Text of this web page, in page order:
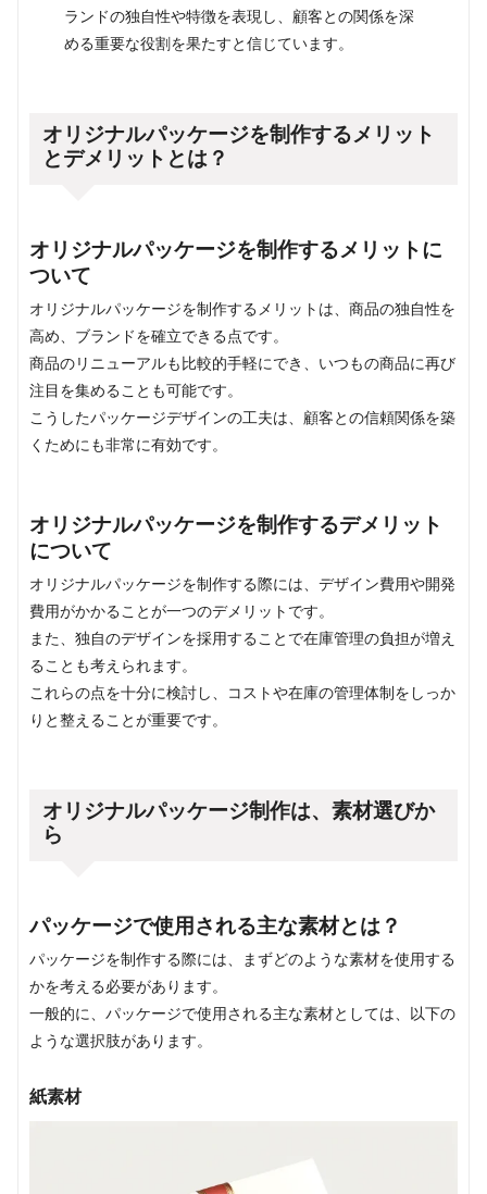
ランドの独自性や特徴を表現し、顧客との関係を深
める重要な役割を果たすと信じています。
オリジナルパッケージを制作するメリット
とデメリットとは？
オリジナルパッケージを制作するメリットに
ついて
オリジナルパッケージを制作するメリットは、商品の独自性を
高め、ブランドを確立できる点です。
商品のリニューアルも比較的手軽にでき、いつもの商品に再び
注目を集めることも可能です。
こうしたパッケージデザインの工夫は、顧客との信頼関係を築
くためにも非常に有効です。
オリジナルパッケージを制作するデメリット
について
オリジナルパッケージを制作する際には、デザイン費用や開発
費用がかかることが一つのデメリットです。
また、独自のデザインを採用することで在庫管理の負担が増え
ることも考えられます。
これらの点を十分に検討し、コストや在庫の管理体制をしっか
りと整えることが重要です。
オリジナルパッケージ制作は、素材選びか
ら
パッケージで使用される主な素材とは？
パッケージを制作する際には、まずどのような素材を使用する
かを考える必要があります。
一般的に、パッケージで使用される主な素材としては、以下の
ような選択肢があります。
紙素材